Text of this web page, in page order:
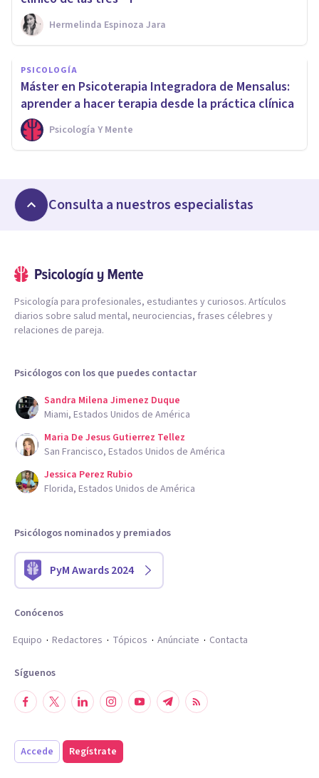
Hermelinda Espinoza Jara
PSICOLOGÍA
Máster en Psicoterapia Integradora de Mensalus:
aprender a hacer terapia desde la práctica clínica
Psicología Y Mente
Consulta a nuestros especialistas
Psicología para profesionales, estudiantes y curiosos. Artículos
diarios sobre salud mental, neurociencias, frases célebres y
relaciones de pareja.
Psicólogos con los que puedes contactar
Sandra Milena Jimenez Duque
Miami, Estados Unidos de América
Maria De Jesus Gutierrez Tellez
San Francisco, Estados Unidos de América
Jessica Perez Rubio
Florida, Estados Unidos de América
Psicólogos nominados y premiados
PyM Awards 2024
Conócenos
Equipo
Redactores Tópicos Anúnciate Contacta
Síguenos
Accede Regístrate